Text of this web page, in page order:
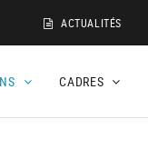
ACTUALITÉS
CADRES